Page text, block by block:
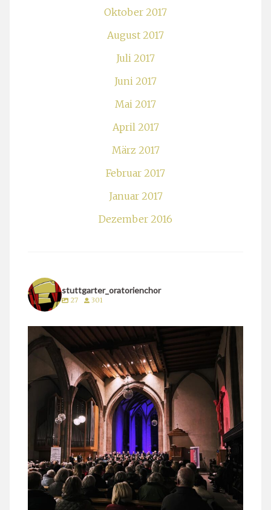
Oktober 2017
August 2017
Juli 2017
Juni 2017
Mai 2017
April 2017
März 2017
Februar 2017
Januar 2017
Dezember 2016
stuttgarter_oratorienchor
27 301
stuttgarter_oratorienchor
März 24